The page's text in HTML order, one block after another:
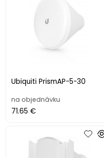
Ubiquiti PrismAP-5-30
na objednávku
71.65 €